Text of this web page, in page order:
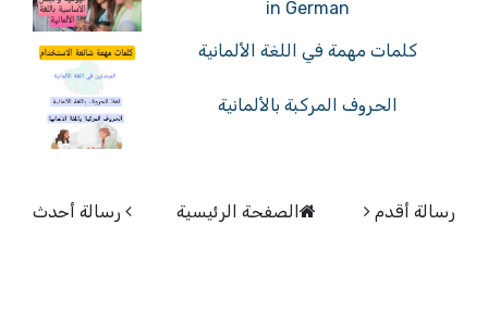
in German
كلمات مهمة في اللغة الألمانية
الحروف المركبة بالألمانية
رسالة أحدث رسالة أقدم الصفحة الرئيسية